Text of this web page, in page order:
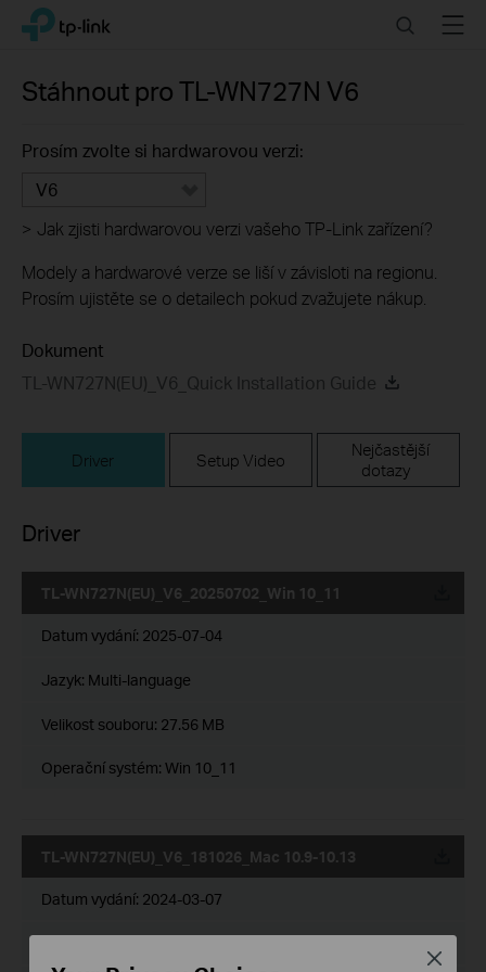
Click
navigation
TP-Link, Reliably Smart SearchMenu
Stáhnout proTL-WN727N V6
Prosím zvolte si hardwarovou verzi:
V6
> Jak zjisti hardwarovou verzi vašeho TP-Link zařízení?
Modely a hardwarové verze se liší v závisloti na regionu.
Prosím ujistěte se o detailech pokud zvažujete nákup.
Dokument
TL-WN727N(EU)_V6_Quick Installation Guide
Driver Setup Video
Nejčastější
dotazy
Driver
TL-WN727N(EU)_V6_20250702_Win 10_11
Datum vydání: 2025-07-04
Jazyk: Multi-language
Velikost souboru: 27.56 MB
Operační systém: Win 10_11
TL-WN727N(EU)_V6_181026_Mac 10.9-10.13
Datum vydání: 2024-03-07
Close